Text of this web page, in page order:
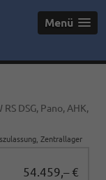
Menü
RS DSG, Pano, AHK,
, Zentrallager
54.459,– €